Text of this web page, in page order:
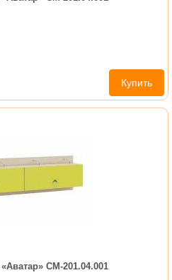
Купить
СМ-201.04.001